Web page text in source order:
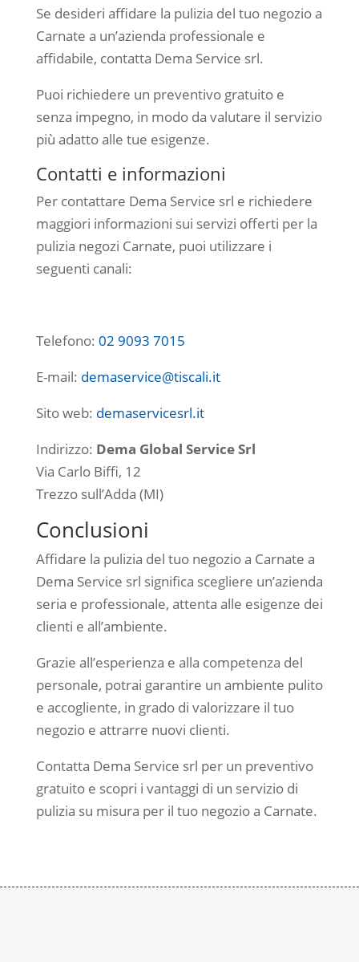
Se desideri affidare la pulizia del tuo negozio a
Carnate a un’azienda professionale e
affidabile, contatta Dema Service srl.
Puoi richiedere un preventivo gratuito e
senza impegno, in modo da valutare il servizio
più adatto alle tue esigenze.
Contatti e informazioni
Per contattare Dema Service srl e richiedere
maggiori informazioni sui servizi offerti per la
pulizia negozi Carnate, puoi utilizzare i
seguenti canali:
Telefono: 02 9093 7015
E-mail: demaservice@tiscali.it
Sito web: demaservicesrl.it
Indirizzo: Dema Global Service Srl
Via Carlo Biffi, 12
Trezzo sull’Adda (MI)
Conclusioni
Affidare la pulizia del tuo negozio a Carnate a
Dema Service srl significa scegliere un’azienda
seria e professionale, attenta alle esigenze dei
clienti e all’ambiente.
Grazie all’esperienza e alla competenza del
personale, potrai garantire un ambiente pulito
e accogliente, in grado di valorizzare il tuo
negozio e attrarre nuovi clienti.
Contatta Dema Service srl per un preventivo
gratuito e scopri i vantaggi di un servizio di
pulizia su misura per il tuo negozio a Carnate.